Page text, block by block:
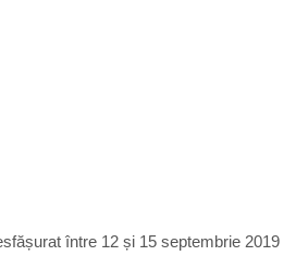
între 12 și 15 septembrie 2019